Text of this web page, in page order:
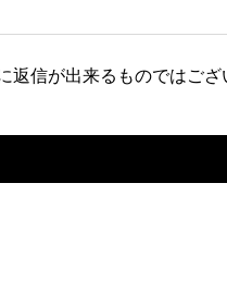
返信が出来るものではござ